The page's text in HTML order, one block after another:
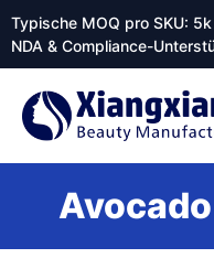
Typische MOQ pro SKU:
NDA & Compliance-